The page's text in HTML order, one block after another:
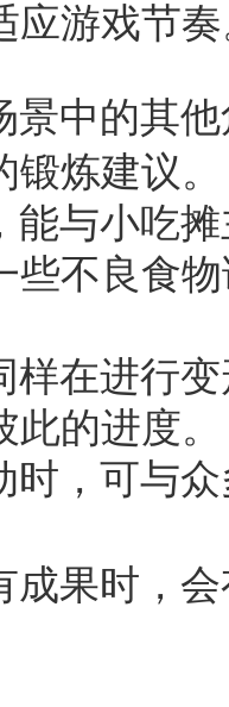
应游戏节
景中的其
炼建议。
能与小吃
些不良食
样在进行
的进度。
时，可与
成果时，